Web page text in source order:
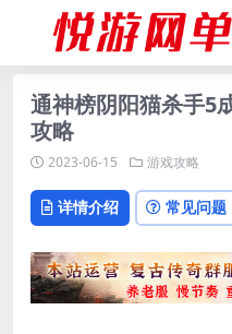
通神榜阴阳猫杀手5
攻略
2023-06-15 游戏攻略
详情介绍 常见问题